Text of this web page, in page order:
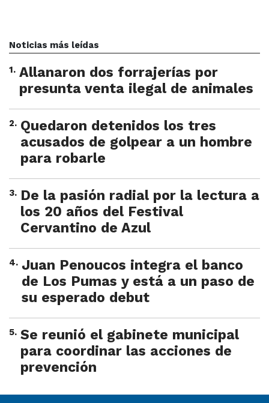
Noticias más leídas
1. Allanaron dos forrajerías por
presunta venta ilegal de animales
2. Quedaron detenidos los tres
acusados de golpear a un hombre
para robarle
3. De la pasión radial por la lectura a
los 20 años del Festival
Cervantino de Azul
4. Juan Penoucos integra el banco
de Los Pumas y está a un paso de
su esperado debut
5. Se reunió el gabinete municipal
para coordinar las acciones de
prevención